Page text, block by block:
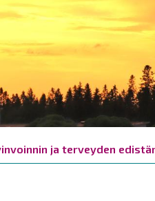
ja terveyden